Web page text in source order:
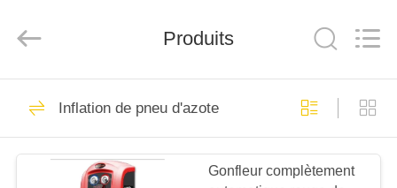
MAISON
PRODUITS
Automotive
Equipment
Machine
réfrigérante de
109
Produits
Inflation de pneu d'azote
Gonfleur complètement